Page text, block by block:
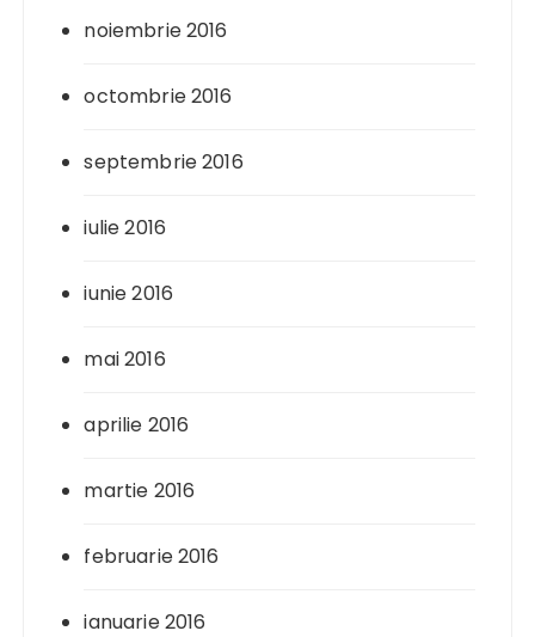
noiembrie 2016
octombrie 2016
septembrie 2016
iulie 2016
iunie 2016
mai 2016
aprilie 2016
martie 2016
februarie 2016
ianuarie 2016